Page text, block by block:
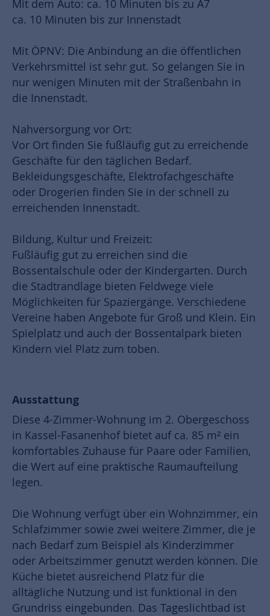
Mit dem Auto: ca. 10 Minuten bis zu A7
ca. 10 Minuten bis zur Innenstadt
Mit ÖPNV: Die Anbindung an die öffentlichen
Verkehrsmittel ist sehr gut. So gelangen Sie in
nur wenigen Minuten mit der Straßenbahn in
die Innenstadt.
Nahversorgung vor Ort:
Vor Ort finden Sie fußläufig gut zu erreichende
Geschäfte für den täglichen Bedarf.
Bekleidungsgeschäfte, Elektrofachgeschäfte
oder Drogerien finden Sie in der schnell zu
erreichenden Innenstadt.
Bildung, Kultur und Freizeit:
Fußläufig gut zu erreichen sind die
Bossentalschule oder der Kindergarten. Durch
die Stadtrandlage bieten Feldwege viele
Möglichkeiten für Spaziergänge. Verschiedene
Vereine haben Angebote für Groß und Klein. Ein
Spielplatz und auch der Bossentalpark bieten
Kindern viel Platz zum toben.
Ausstattung
Diese 4-Zimmer-Wohnung im 2. Obergeschoss
in Kassel-Fasanenhof bietet auf ca. 85 m² ein
komfortables Zuhause für Paare oder Familien,
die Wert auf eine praktische Raumaufteilung
legen.
Die Wohnung verfügt über ein Wohnzimmer, ein
Schlafzimmer sowie zwei weitere Zimmer, die je
nach Bedarf zum Beispiel als Kinderzimmer
oder Arbeitszimmer genutzt werden können. Die
Küche bietet ausreichend Platz für die
alltägliche Nutzung und ist funktional in den
Grundriss eingebunden. Das Tageslichtbad ist